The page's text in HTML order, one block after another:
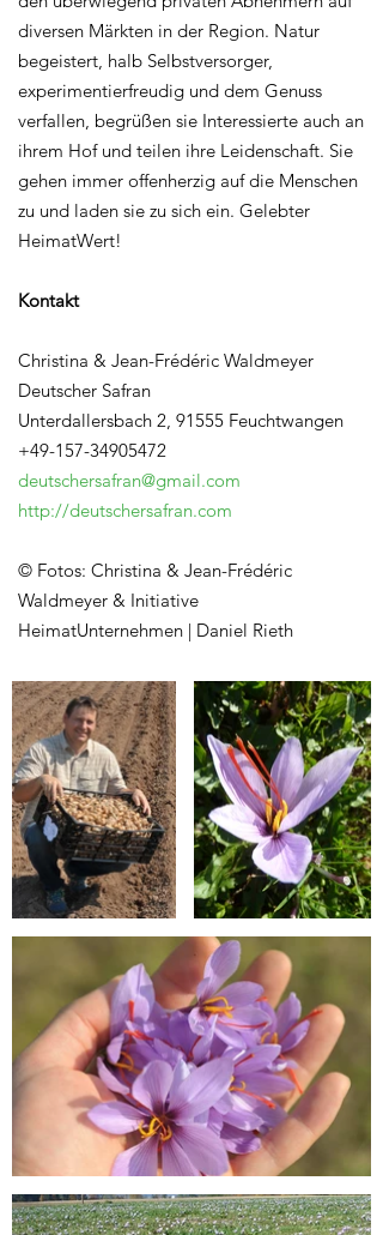
diversen Märkten in der Region. Natur
begeistert, halb Selbstversorger,
experimentierfreudig und dem Genuss
verfallen, begrüßen sie Interessierte auch an
ihrem Hof und teilen ihre Leidenschaft. Sie
gehen immer offenherzig auf die Menschen
zu und laden sie zu sich ein. Gelebter
HeimatWert!
Kontakt
Christina & Jean-Frédéric Waldmeyer
Deutscher Safran
Unterdallersbach 2, 91555 Feuchtwangen
+49-157-34905472
deutschersafran@gmail.com
http://deutschersafran.com
© Fotos: Christina & Jean-Frédéric
Waldmeyer & Initiative
HeimatUnternehmen | Daniel Rieth